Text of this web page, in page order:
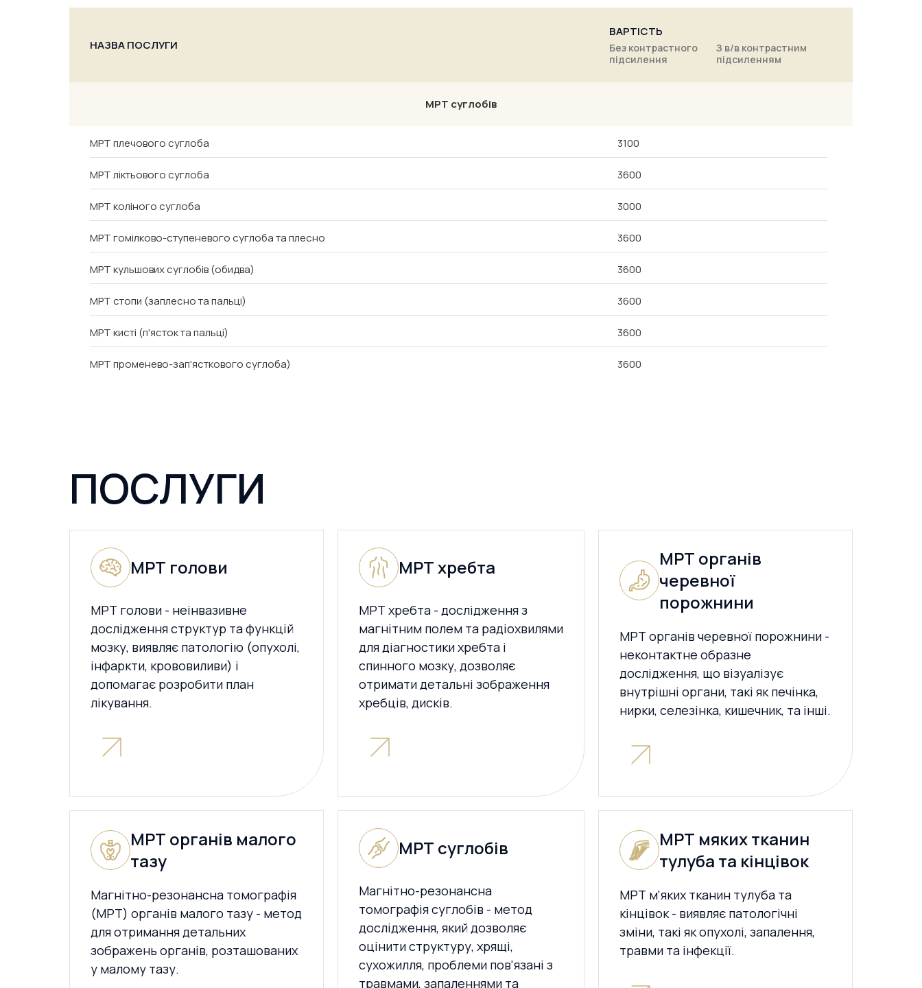
НАЗВА ПОСЛУГИ
ВАРТІСТЬ
Без контрастного
підсилення
З в/в контрастним
підсиленням
МРТ суглобів
МРТ плечового суглоба 3100
МРТ ліктьового суглоба 3600
МРТ коліного суглоба 3000
МРТ гомілково-ступеневого суглоба та плесно 3600
МРТ кульшових суглобів (обидва) 3600
МРТ стопи (заплесно та пальці) 3600
МРТ кисті (п'ясток та пальці) 3600
МРТ променево-зап'ясткового суглоба) 3600
ПОСЛУГИ
МРТ голови
МРТ голови - неінвазивне
дослідження структур та функцій
мозку, виявляє патологію (опухолі,
інфаркти, крововиливи) і
допомагає розробити план
лікування.
МРТ хребта
МРТ хребта - дослідження з
магнітним полем та радіохвилями
для діагностики хребта і
спинного мозку, дозволяє
отримати детальні зображення
хребців, дисків.
МРТ органів
черевної
порожнини
МРТ органів черевної порожнини -
неконтактне образне
дослідження, що візуалізує
внутрішні органи, такі як печінка,
нирки, селезінка, кишечник, та інші.
МРТ органів малого
тазу
Магнітно-резонансна томографія
(МРТ) органів малого тазу - метод
для отримання детальних
зображень органів, розташованих
у малому тазу.
МРТ суглобів
Магнітно-резонансна
томографія суглобів - метод
дослідження, який дозволяє
оцінити структуру, хрящі,
сухожилля, проблеми пов'язані з
травмами, запаленнями та
МРТ мяких тканин
тулуба та кінцівок
МРТ м'яких тканин тулуба та
кінцівок - виявляє патологічні
зміни, такі як опухолі, запалення,
травми та інфекції.